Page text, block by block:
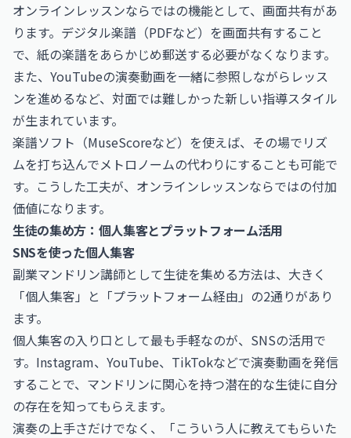
オンラインレッスンならではの機能として、画面共有があ
ります。デジタル楽譜（PDFなど）を画面共有すること
で、紙の楽譜をあらかじめ郵送する必要がなくなります。
また、YouTubeの演奏動画を一緒に参照しながらレッス
ンを進めるなど、対面では難しかった新しい指導スタイル
が生まれています。
楽譜ソフト（MuseScoreなど）を使えば、その場でリズ
ムを打ち込んでメトロノームの代わりにすることも可能で
す。こうした工夫が、オンラインレッスンならではの付加
価値になります。
生徒の集め方：個人集客とプラットフォーム活用
SNSを使った個人集客
副業マンドリン講師として生徒を集める方法は、大きく
「個人集客」と「プラットフォーム経由」の2通りがあり
ます。
個人集客の入り口として最も手軽なのが、SNSの活用で
す。Instagram、YouTube、TikTokなどで演奏動画を発信
することで、マンドリンに関心を持つ潜在的な生徒に自分
の存在を知ってもらえます。
演奏の上手さだけでなく、「こういう人に教えてもらいた